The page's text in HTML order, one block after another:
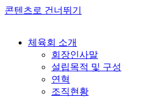
콘텐츠로 건너뛰기
체육회 소개
회장인사말
설립목적 및 구성
연혁
조직현황